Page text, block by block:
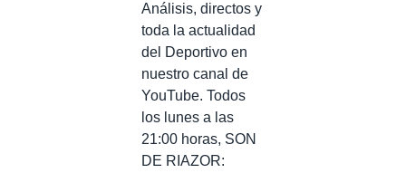
Análisis, directos y
toda la actualidad
del Deportivo en
nuestro canal de
YouTube. Todos
los lunes a las
21:00 horas, SON
DE RIAZOR: